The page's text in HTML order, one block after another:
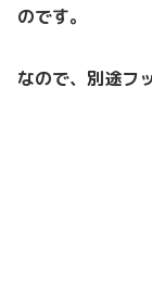
のです。
なので、別途フ